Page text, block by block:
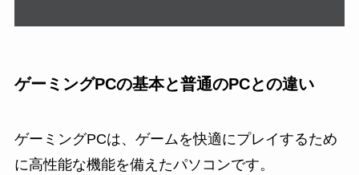
ゲーミングPCの基本と普通のPCとの違い
ゲーミングPCは、ゲームを快適にプレイするため
に高性能な機能を備えたパソコンです。